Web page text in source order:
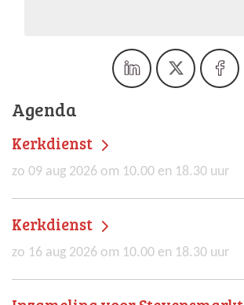
Agenda
Kerkdienst
zo 09 aug 2026 om 10.00 en 18.30 uur
Kerkdienst
zo 16 aug 2026 om 10.00 en 18.30 uur